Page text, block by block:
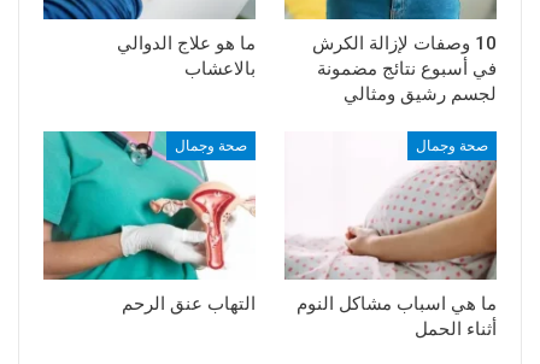
10 وصفات لإزالة الكرش
في أسبوع نتائج مضمونة
لجسم رشيق ومثالي
ما هو علاج الدوالي
بالاعشاب
صحة وجمال
ما هي اسباب مشاكل النوم
أثناء الحمل
صحة وجمال
التهاب عنق الرحم